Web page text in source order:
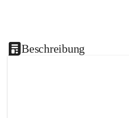
Beschreibung